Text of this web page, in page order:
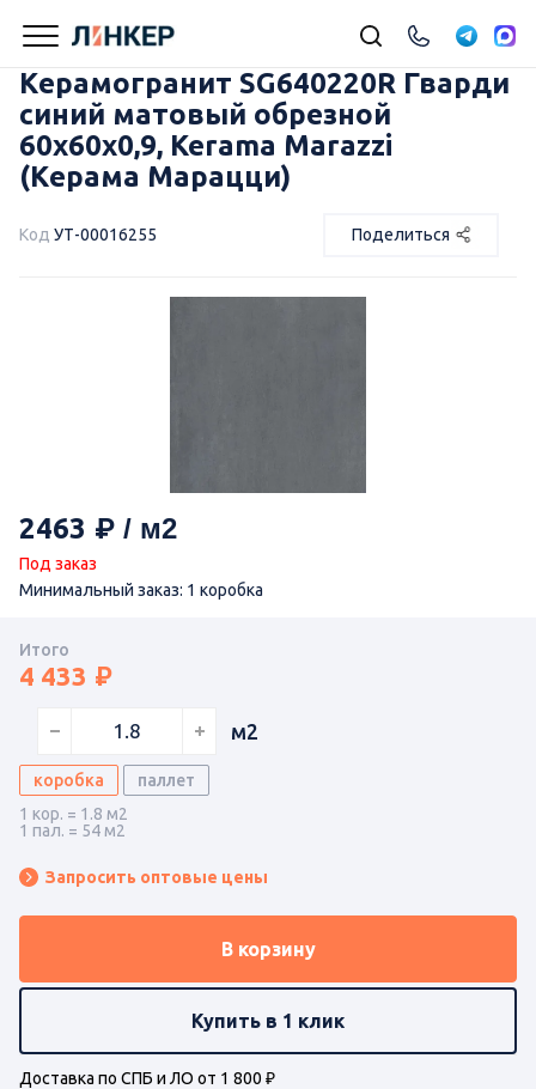
Керамогранит SG640220R Гварди
синий матовый обрезной
60x60x0,9, Kerama Marazzi
(Керама Марацци)
Код УТ-00016255 Поделиться
2463
Под заказ
Минимальный заказ: 1 коробка
Итого
4 433
м2
коробка
паллет
1 кор. = 1.8 м2
1 пал. = 54 м2
Запросить оптовые цены
В корзину
Купить в 1 клик
Доставка по СПБ и ЛО от 1 800 ₽